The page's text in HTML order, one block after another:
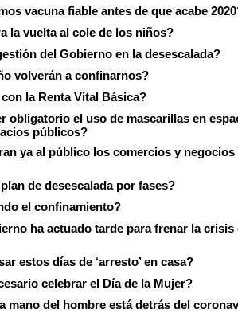
vacuna fiable antes de que acabe
la vuelta al cole de los niños?
del Gobierno en la desescalada?
volverán a confinarnos?
la Renta Vital Básica?
obligatorio el uso de mascarillas en
públicos?
ya al público los comercios y negocios
de desescalada por fases?
el confinamiento?
ha actuado tarde para frenar la crisis
estos días de ‘arresto’ en casa?
celebrar el Día de la Mujer?
mano del hombre está detrás del